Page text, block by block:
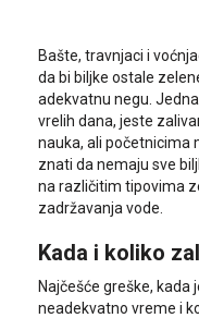
Bašte, travnjaci i
da bi biljke ostale
adekvatnu negu.
vrelih dana, jeste
nauka, ali početnicima
znati da nemaju sve
na različitim tipovima
zadržavanja vode.
Kada i koliko
Najčešće greške, kada
neadekvatno vreme i